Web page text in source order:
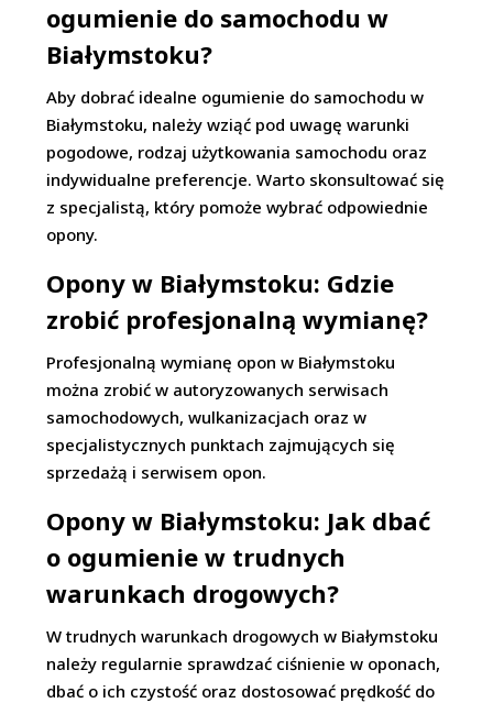
ogumienie do samochodu w
Białymstoku?
Aby dobrać idealne ogumienie do samochodu w
Białymstoku, należy wziąć pod uwagę warunki
pogodowe, rodzaj użytkowania samochodu oraz
indywidualne preferencje. Warto skonsultować się
z specjalistą, który pomoże wybrać odpowiednie
opony.
Opony w Białymstoku: Gdzie
zrobić profesjonalną wymianę?
Profesjonalną wymianę opon w Białymstoku
można zrobić w autoryzowanych serwisach
samochodowych, wulkanizacjach oraz w
specjalistycznych punktach zajmujących się
sprzedażą i serwisem opon.
Opony w Białymstoku: Jak dbać
o ogumienie w trudnych
warunkach drogowych?
W trudnych warunkach drogowych w Białymstoku
należy regularnie sprawdzać ciśnienie w oponach,
dbać o ich czystość oraz dostosować prędkość do